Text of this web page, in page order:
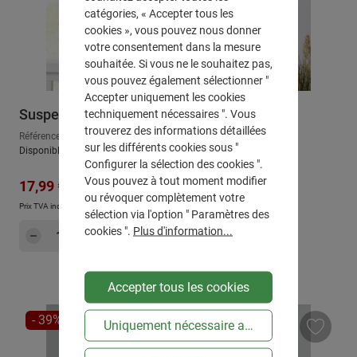
Suspension décorative "sandales de plage"
Référence : 511066
Disponible, délai de livraison : env. 2-3 jours ouvrables
Prix de vente :
17,99 € Prix régulier :
24,99 €
Prix TVA incluse, en sus Frais d'expédition
Quantité de produit : Entrez la quantité
Dans le panier
RÉDUCTION
- 39%
catégories, « Accepter tous les
cookies », vous pouvez nous donner
votre consentement dans la mesure
souhaitée. Si vous ne le souhaitez pas,
vous pouvez également sélectionner "
Accepter uniquement les cookies
techniquement nécessaires ". Vous
trouverez des informations détaillées
sur les différents cookies sous "
Configurer la sélection des cookies ".
Vous pouvez à tout moment modifier
ou révoquer complètement votre
sélection via l'option " Paramètres des
cookies ". Plus d'information...
Accepter tous les cookies
Uniquement nécessaire au niveau technique